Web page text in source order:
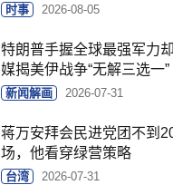
时事 2026-08-05
特朗普手握全球最强军力
媒揭美伊战争“无解三选一”
新闻解画 2026-07-31
蒋万安拜会民进党团不到
场，他看穿绿营策略
台湾 2026-07-31